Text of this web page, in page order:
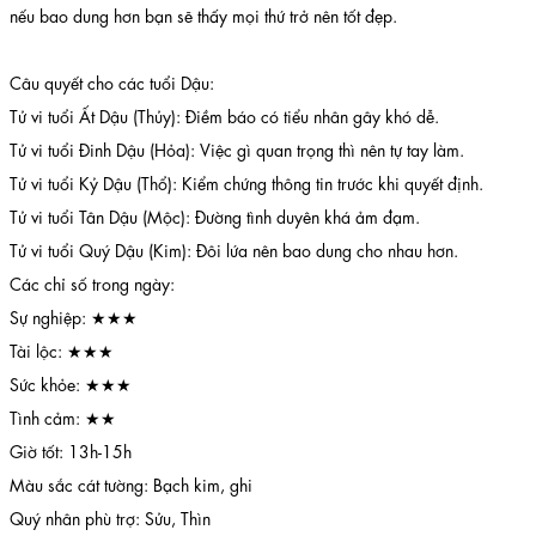
nếu bao dung hơn bạn sẽ thấy mọi thứ trở nên tốt đẹp.
Câu quyết cho các tuổi Dậu:
Tử vi tuổi Ất Dậu (Thủy): Điềm báo có tiểu nhân gây khó dễ.
Tử vi tuổi Đinh Dậu (Hỏa): Việc gì quan trọng thì nên tự tay làm.
Tử vi tuổi Kỷ Dậu (Thổ): Kiểm chứng thông tin trước khi quyết định.
Tử vi tuổi Tân Dậu (Mộc): Đường tình duyên khá ảm đạm.
Tử vi tuổi Quý Dậu (Kim): Đôi lứa nên bao dung cho nhau hơn.
Các chỉ số trong ngày:
Sự nghiệp: ★★★
Tài lộc: ★★★
Sức khỏe: ★★★
Tình cảm: ★★
Giờ tốt: 13h-15h
Màu sắc cát tường: Bạch kim, ghi
Quý nhân phù trợ: Sửu, Thìn